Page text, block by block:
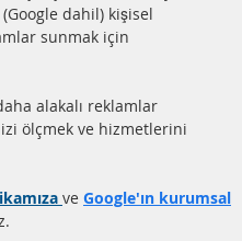
MÜŞTERİ
Hakkımızda
Gönderim ücreti
(Google dahil) kişisel
sunmak için
alakalı reklamlar
ölçmek ve hizmetlerini
ve Google'ın kurumsal